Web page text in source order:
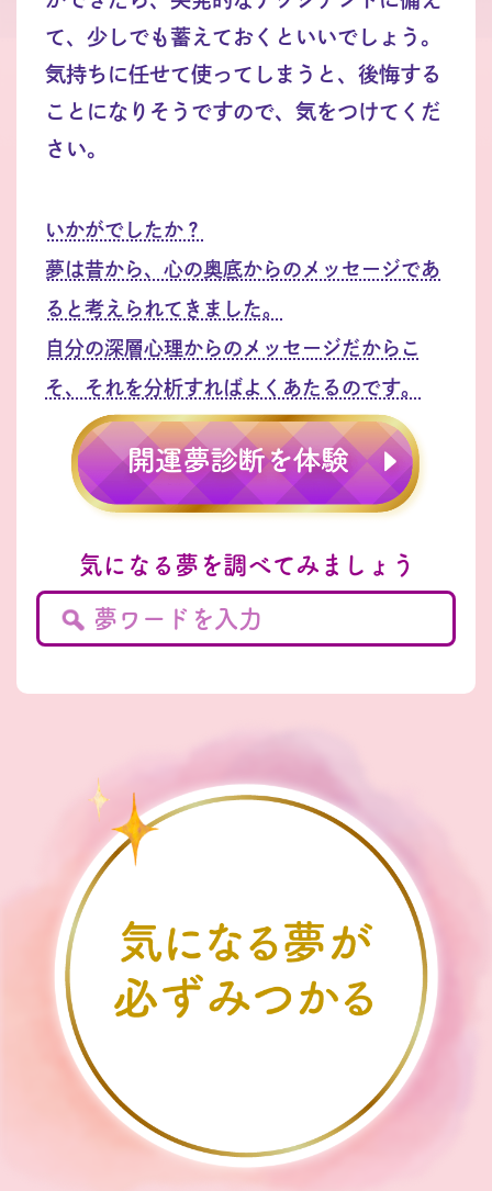
て、少しでも蓄えておくといいでしょう。
気持ちに任せて使ってしまうと、後悔する
ことになりそうですので、気をつけてくだ
さい。
いかがでしたか？
夢は昔から、心の奥底からのメッセージであ
ると考えられてきました。
自分の深層心理からのメッセージだからこ
そ、それを分析すればよくあたるのです。
気になる夢を調べてみましょう